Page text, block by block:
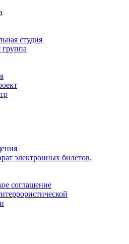
студия
группа
электронных билетов.
соглашение